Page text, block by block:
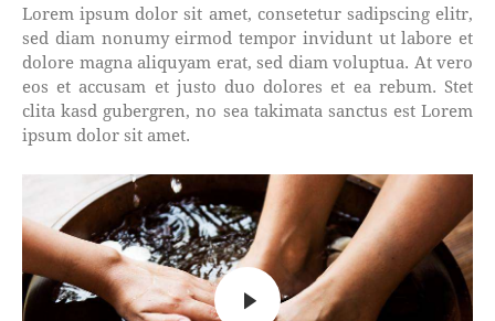
Lorem ipsum dolor sit amet, consetetur sadipscing elitr,
sed diam nonumy eirmod tempor invidunt ut labore et
dolore magna aliquyam erat, sed diam voluptua. At vero
eos et accusam et justo duo dolores et ea rebum. Stet
clita kasd gubergren, no sea takimata sanctus est Lorem
ipsum dolor sit amet.